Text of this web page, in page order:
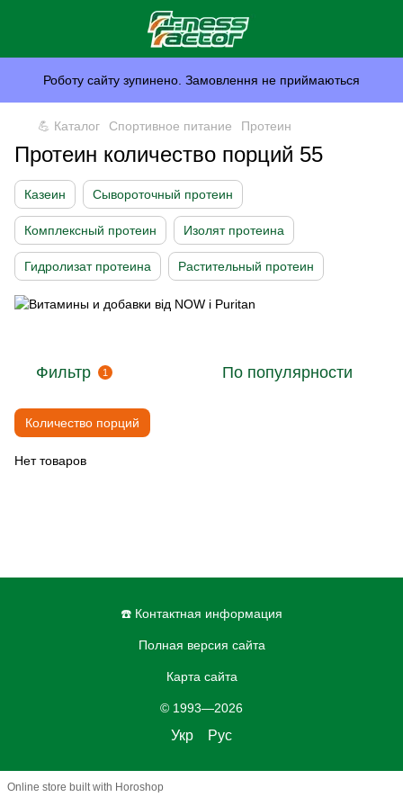
Роботу сайту зупинено. Замовлення не приймаються
💪 Каталог Спортивное питание Протеин
Протеин количество порций 55
Казеин Сывороточный протеин
Комплексный протеин Изолят протеина
Гидролизат протеина Растительный протеин
Фильтр 1 По популярности
Количество порций
Нет товаров
☎️ Контактная информация
Полная версия сайта
Карта сайта
© 1993—2026
Укр Рус
Online store built with Horoshop